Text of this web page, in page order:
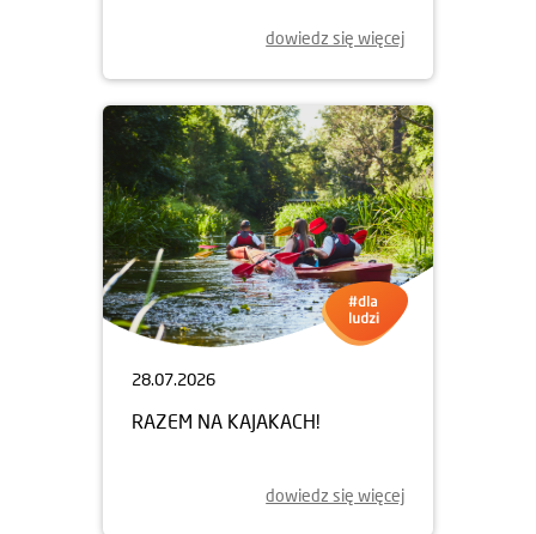
dowiedz się więcej
28.07.2026
RAZEM NA KAJAKACH!
dowiedz się więcej